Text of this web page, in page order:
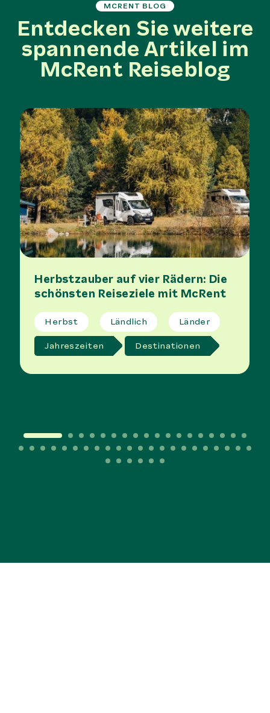
MCRENT BLOG
Entdecken Sie weitere
spannende Artikel im
McRent Reiseblog
Herbstzauber auf vier Rädern: Die
schönsten Reiseziele mit McRent
Herbst Ländlich Länder
Jahreszeiten Destinationen